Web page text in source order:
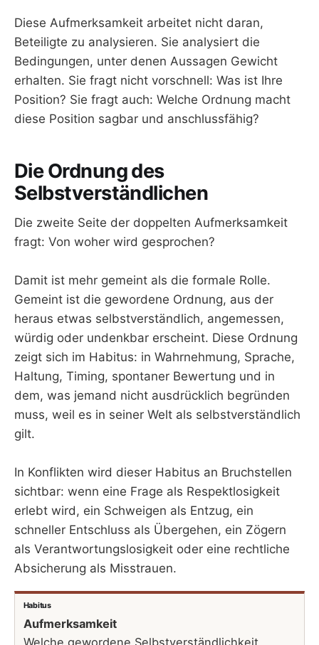
Diese Aufmerksamkeit arbeitet nicht daran,
Beteiligte zu analysieren. Sie analysiert die
Bedingungen, unter denen Aussagen Gewicht
erhalten. Sie fragt nicht vorschnell: Was ist Ihre
Position? Sie fragt auch: Welche Ordnung macht
diese Position sagbar und anschlussfähig?
Die Ordnung des
Selbstverständlichen
Die zweite Seite der doppelten Aufmerksamkeit
fragt: Von woher wird gesprochen?
Damit ist mehr gemeint als die formale Rolle.
Gemeint ist die gewordene Ordnung, aus der
heraus etwas selbstverständlich, angemessen,
würdig oder undenkbar erscheint. Diese Ordnung
zeigt sich im Habitus: in Wahrnehmung, Sprache,
Haltung, Timing, spontaner Bewertung und in
dem, was jemand nicht ausdrücklich begründen
muss, weil es in seiner Welt als selbstverständlich
gilt.
In Konflikten wird dieser Habitus an Bruchstellen
sichtbar: wenn eine Frage als Respektlosigkeit
erlebt wird, ein Schweigen als Entzug, ein
schneller Entschluss als Übergehen, ein Zögern
als Verantwortungslosigkeit oder eine rechtliche
Absicherung als Misstrauen.
Habitus
Aufmerksamkeit
Welche gewordene Selbstverständlichkeit